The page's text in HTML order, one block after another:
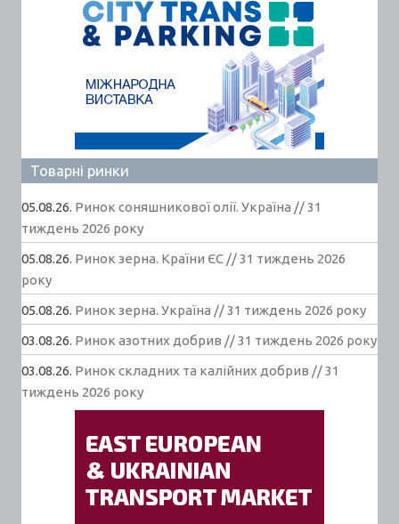
Товарні ринки
05.08.26. Ринок соняшникової олії. Україна // 31
тиждень 2026 року
05.08.26. Ринок зерна. Країни ЄС // 31 тиждень 2026
року
05.08.26. Ринок зерна. Україна // 31 тиждень 2026 року
03.08.26. Ринок азотних добрив // 31 тиждень 2026 року
03.08.26. Ринок складних та калійних добрив // 31
тиждень 2026 року